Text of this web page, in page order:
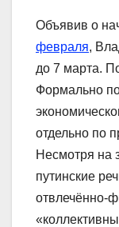
Объявив о
февраля,
до 7 марта.
Формально
отдельно по
Несмотря на
путинские
отвлечённо-